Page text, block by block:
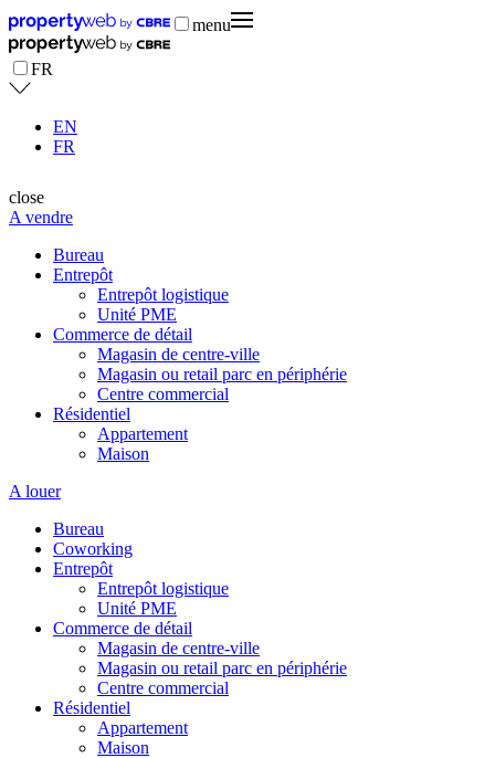
menu
FR
EN
FR
close
A vendre
Bureau
Entrepôt
Entrepôt logistique
Unité PME
Commerce de détail
Magasin de centre-ville
Magasin ou retail parc en périphérie
Centre commercial
Résidentiel
Appartement
Maison
A louer
Bureau
Coworking
Entrepôt
Entrepôt logistique
Unité PME
Commerce de détail
Magasin de centre-ville
Magasin ou retail parc en périphérie
Centre commercial
Résidentiel
Appartement
Maison